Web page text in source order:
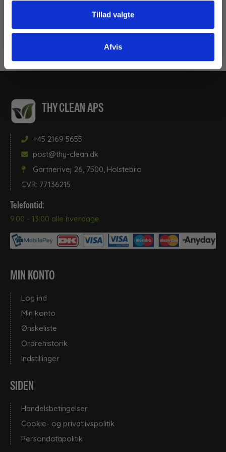
Tillad valgte
Afvis
Læg i kurv
THY CLEAN APS
+45 2169 5655
post@thy-clean.dk
Gartnerivej 26, 7500, Holstebro
CVR: 77136215
Telefontid:
9.00 - 13:00 alle hverdage.
MIN KONTO
Log ind
Min konto
Ønskeliste
Ordrehistorik
Indstillinger
SIDEN
Handelsbetingelser
Cookie- og privatlivspolitik
Persondatapolitik